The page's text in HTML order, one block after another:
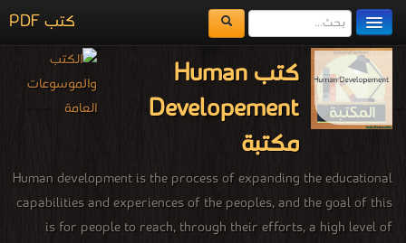
كتب PDF
مكتبة الكتب
المكتبات
يُقرأ حالياً
اضف كتاب
كتب Human
Developement
مكتبة
Human development is the process of expanding the educational
capabilities and experiences of the peoples, and the goal of this
is for people to reach, through their efforts, a high level of